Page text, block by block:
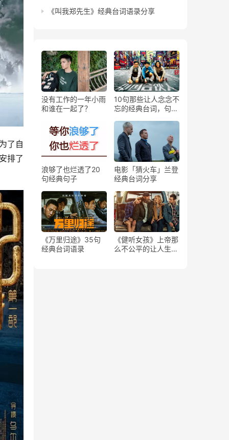
了自
排了
《叫我郑先生》经典台词语录分享
没有工作的一年小雨
和谁在一起了？
10句那些让人念念不
忘的经典台词，句句
浪够了也烂透了20
句经典句子
电影「猜火车」兰登
经典台词分享
《万里归途》35句
经典台词语录
《健听女孩》上帝那
么不公平的让人生来